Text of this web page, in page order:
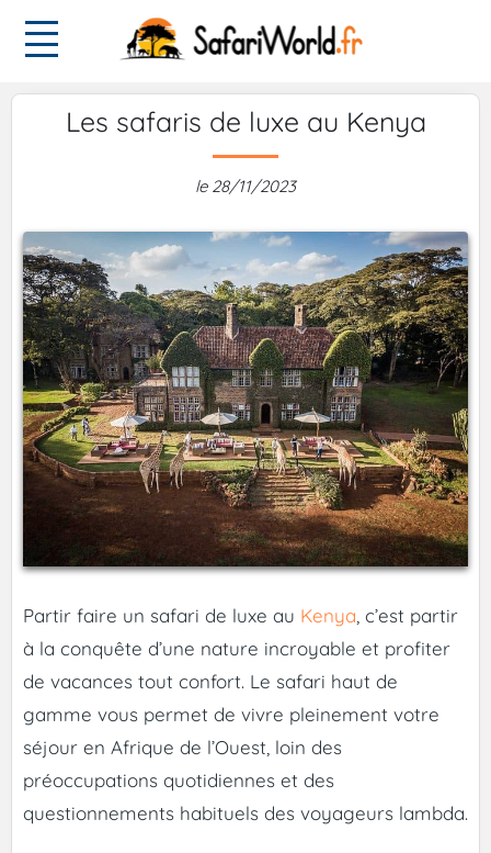
Les safaris de luxe au Kenya
le 28/11/2023
Partir faire un safari de luxe au Kenya , c’est partir
à la conquête d’une nature incroyable et profiter
de vacances tout confort. Le safari haut de
gamme vous permet de vivre pleinement votre
séjour en Afrique de l’Ouest, loin des
préoccupations quotidiennes et des
questionnements habituels des voyageurs lambda.